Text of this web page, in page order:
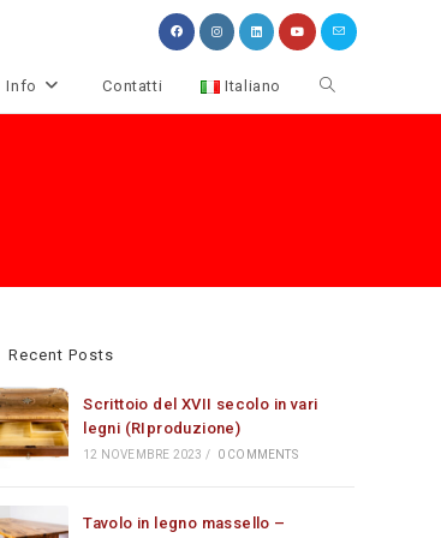
Info Contatti Italiano Attiva/disattiva
Recent Posts
Scrittoio del XVII secolo in vari
legni (RIproduzione)
12 NOVEMBRE 2023 / 0 COMMENTS
Tavolo in legno massello –